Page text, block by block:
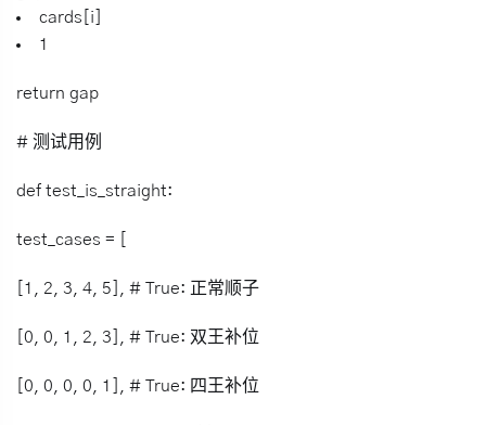
cards[i]
1
return gap
# 测试用例
def test_is_straight:
test_cases = [
[1, 2, 3, 4, 5], # True: 正常顺子
[0, 0, 1, 2, 3], # True: 双王补位
[0, 0, 0, 0, 1], # True: 四王补位